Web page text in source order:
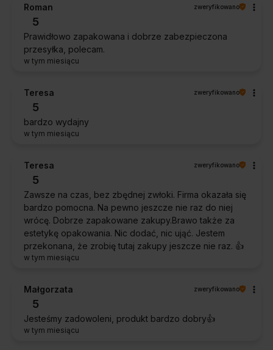
Roman zweryfikowano
5
Prawidłowo zapakowana i dobrze zabezpieczona
przesyłka, polecam.
w tym miesiącu
Teresa zweryfikowano
5
bardzo wydajny
w tym miesiącu
Teresa zweryfikowano
5
Zawsze na czas, bez zbędnej zwłoki. Firma okazała się
bardzo pomocna. Na pewno jeszcze nie raz do niej
wrócę. Dobrze zapakowane zakupy.Brawo także za
estetykę opakowania. Nic dodać, nic ująć. Jestem
przekonana, że zrobię tutaj zakupy jeszcze nie raz. 👍️
w tym miesiącu
Małgorzata zweryfikowano
5
Jesteśmy zadowoleni, produkt bardzo dobry👍️
w tym miesiącu